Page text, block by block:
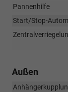
Pannenhilfe
Start/Stop-
Außen